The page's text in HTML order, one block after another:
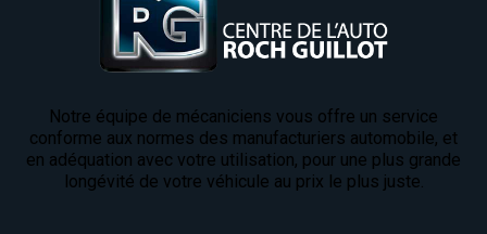
Notre équipe de mécaniciens vous offre un service
conforme aux normes des manufacturiers automobile, et
en adéquation avec votre utilisation, pour une plus grande
longévité de votre véhicule au prix le plus juste.